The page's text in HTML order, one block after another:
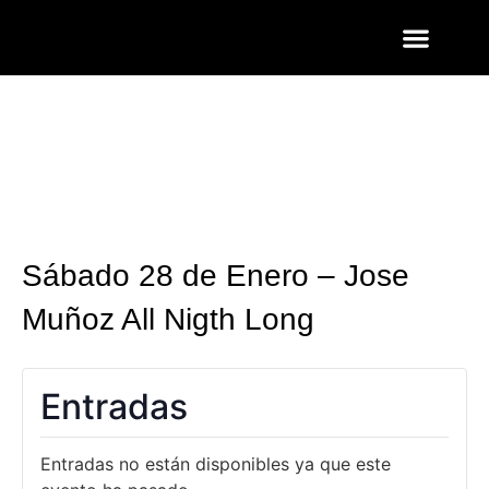
Sábado 28 de Enero – Jose
Muñoz All Nigth Long
Entradas
Entradas no están disponibles ya que este